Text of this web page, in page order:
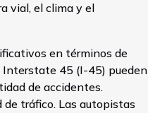
vial, el clima y el
en términos de
45 (I-45) pueden
de accidentes.
de tráfico. Las autopistas